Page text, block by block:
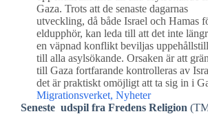
Gaza. Trots att de senaste dagarnas
utveckling, då både Israel och Hamas
eldupphör, kan leda till att det inte
en väpnad konflikt beviljas
till alla asylsökande. Orsaken är att
till Gaza fortfarande kontrolleras av
det är praktiskt omöjligt att ta sig in i
Migrationsverket, Nyheter
Seneste udspil fra Fredens Religion